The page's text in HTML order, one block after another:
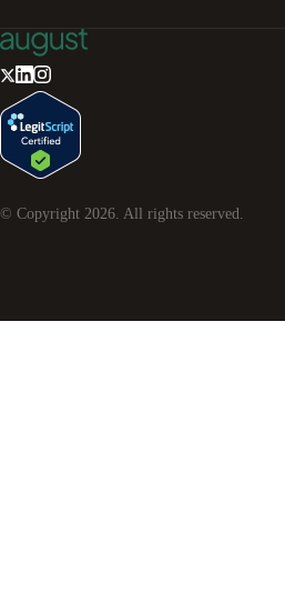
© Copyright 2026 . All rights reserved.